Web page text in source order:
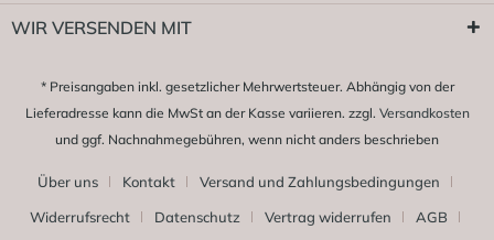
WIR VERSENDEN MIT
* Preisangaben inkl. gesetzlicher Mehrwertsteuer. Abhängig von der
Lieferadresse kann die MwSt an der Kasse variieren. zzgl. Versandkosten
und ggf. Nachnahmegebühren, wenn nicht anders beschrieben
Über uns Kontakt
Versand und Zahlungsbedingungen
Widerrufsrecht
Datenschutz Vertrag widerrufen AGB